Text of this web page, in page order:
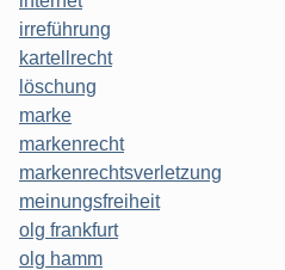
irreführung
kartellrecht
löschung
marke
markenrecht
markenrechtsverletzung
meinungsfreiheit
olg frankfurt
olg hamm